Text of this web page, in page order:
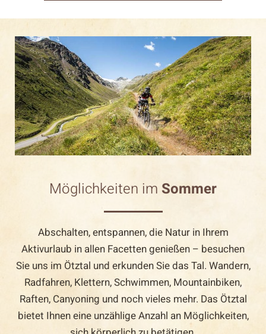
Möglichkeiten im Sommer
Abschalten, entspannen, die Natur in Ihrem
Aktivurlaub in allen Facetten genießen – besuchen
Sie uns im Ötztal und erkunden Sie das Tal. Wandern,
Radfahren, Klettern, Schwimmen, Mountainbiken,
Raften, Canyoning und noch vieles mehr. Das Ötztal
bietet Ihnen eine unzählige Anzahl an Möglichkeiten,